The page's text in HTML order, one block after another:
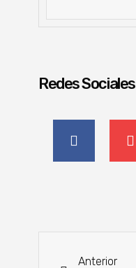
Redes Sociales
Anterior